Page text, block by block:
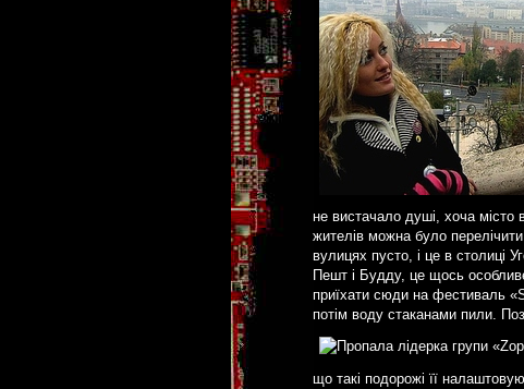
не вистачало душі, хоча місто
жителів можна було
вулицях пусто, і це в столиці
Пешт і Будду, це щось
приїхати сюди на фестиваль
потім воду стаканами пили.
що такі подорожі її